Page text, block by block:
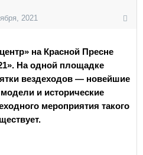
2021
на Красной Пресне
На одной площадке
вездеходов — новейшие
и исторические
мероприятия такого